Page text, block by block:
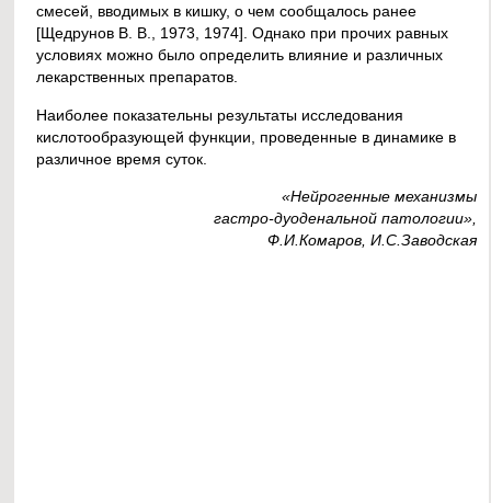
смесей, вводимых в кишку, о чем сообщалось ранее
[Щедрунов В. В., 1973, 1974]. Однако при прочих равных
условиях можно было определить влияние и различных
лекарственных препаратов.
Наиболее показательны результаты исследования
кислотообразующей функции, проведенные в динамике в
различное время суток.
«Нейрогенные механизмы
гастро-дуоденальной патологии»,
Ф.И.Комаров, И.С.Заводская